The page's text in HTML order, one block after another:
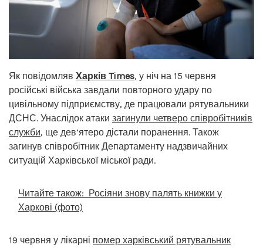
Як повідомляв Харків Times, у ніч на 15 червня
російські війська завдали повторного удару по
цивільному підприємству, де працювали рятувальники
ДСНС. Унаслідок атаки загинули четверо співробітників
служби, ще дев’ятеро дістали поранення. Також
загинув співробітник Департаменту надзвичайних
ситуацій Харківської міської ради.
Читайте також: Росіяни знову палять книжки у
Харкові (фото)
19 червня у лікарні помер харківський рятувальник